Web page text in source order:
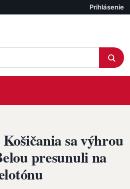
Účet
Prihlásenie
sa výhrou
presunuli na